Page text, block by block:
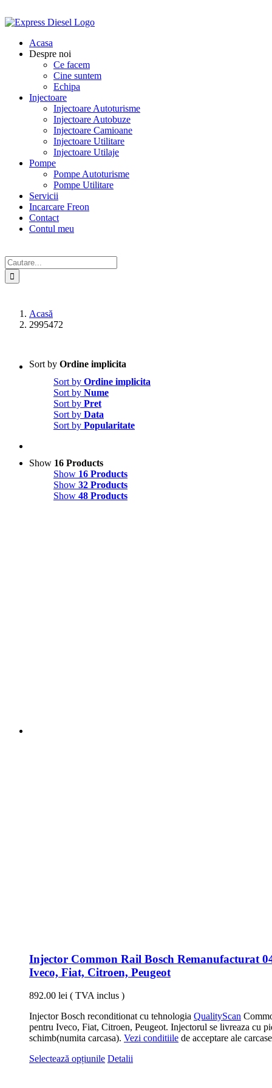
to
Acasa
Despre noi
Ce facem
Cine suntem
Echipa
Injectoare
Injectoare Autoturisme
Injectoare Autobuze
Injectoare Camioane
Injectoare Utilitare
Injectoare Utilaje
Pompe
Pompe Autoturisme
Pompe Utilitare
Servicii
Incarcare Freon
Contact
Contul meu
Cautare...
Acasă
2995472
Sort by Ordine implicita
Sort by Ordine implicita
Sort by Nume
Sort by Pret
Sort by Data
Sort by Popularitate
Show 16 Products
Show 16 Products
Show 32 Products
Show 48 Products
Injector Common Rail Bosch Remanufacturat
Iveco, Fiat, Citroen, Peugeot
892.00 lei ( TVA inclus )
Injector Bosch reconditionat cu tehnologia QualityScan
pentru Iveco, Fiat, Citroen, Peugeot. Injectorul se livreaza cu
schimb(numita carcasa). Vezi conditiile de acceptare ale
Selectează opțiunile Acest
Detalii